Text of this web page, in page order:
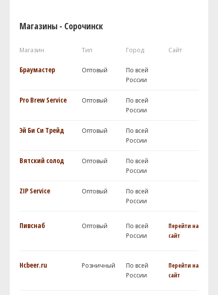
Магазины - Сорочинск
Магазин Тип Город Сайт
Браумастер Оптовый
По всей
России
Pro Brew Service Оптовый
По всей
России
Эй Би Си Трейд Оптовый
По всей
России
Вятский солод Оптовый
По всей
России
ZIP Service Оптовый
По всей
России
Пивснаб Оптовый
По всей
России
Перейти на
сайт
Hcbeer.ru Розничный
По всей
России
Перейти на
сайт